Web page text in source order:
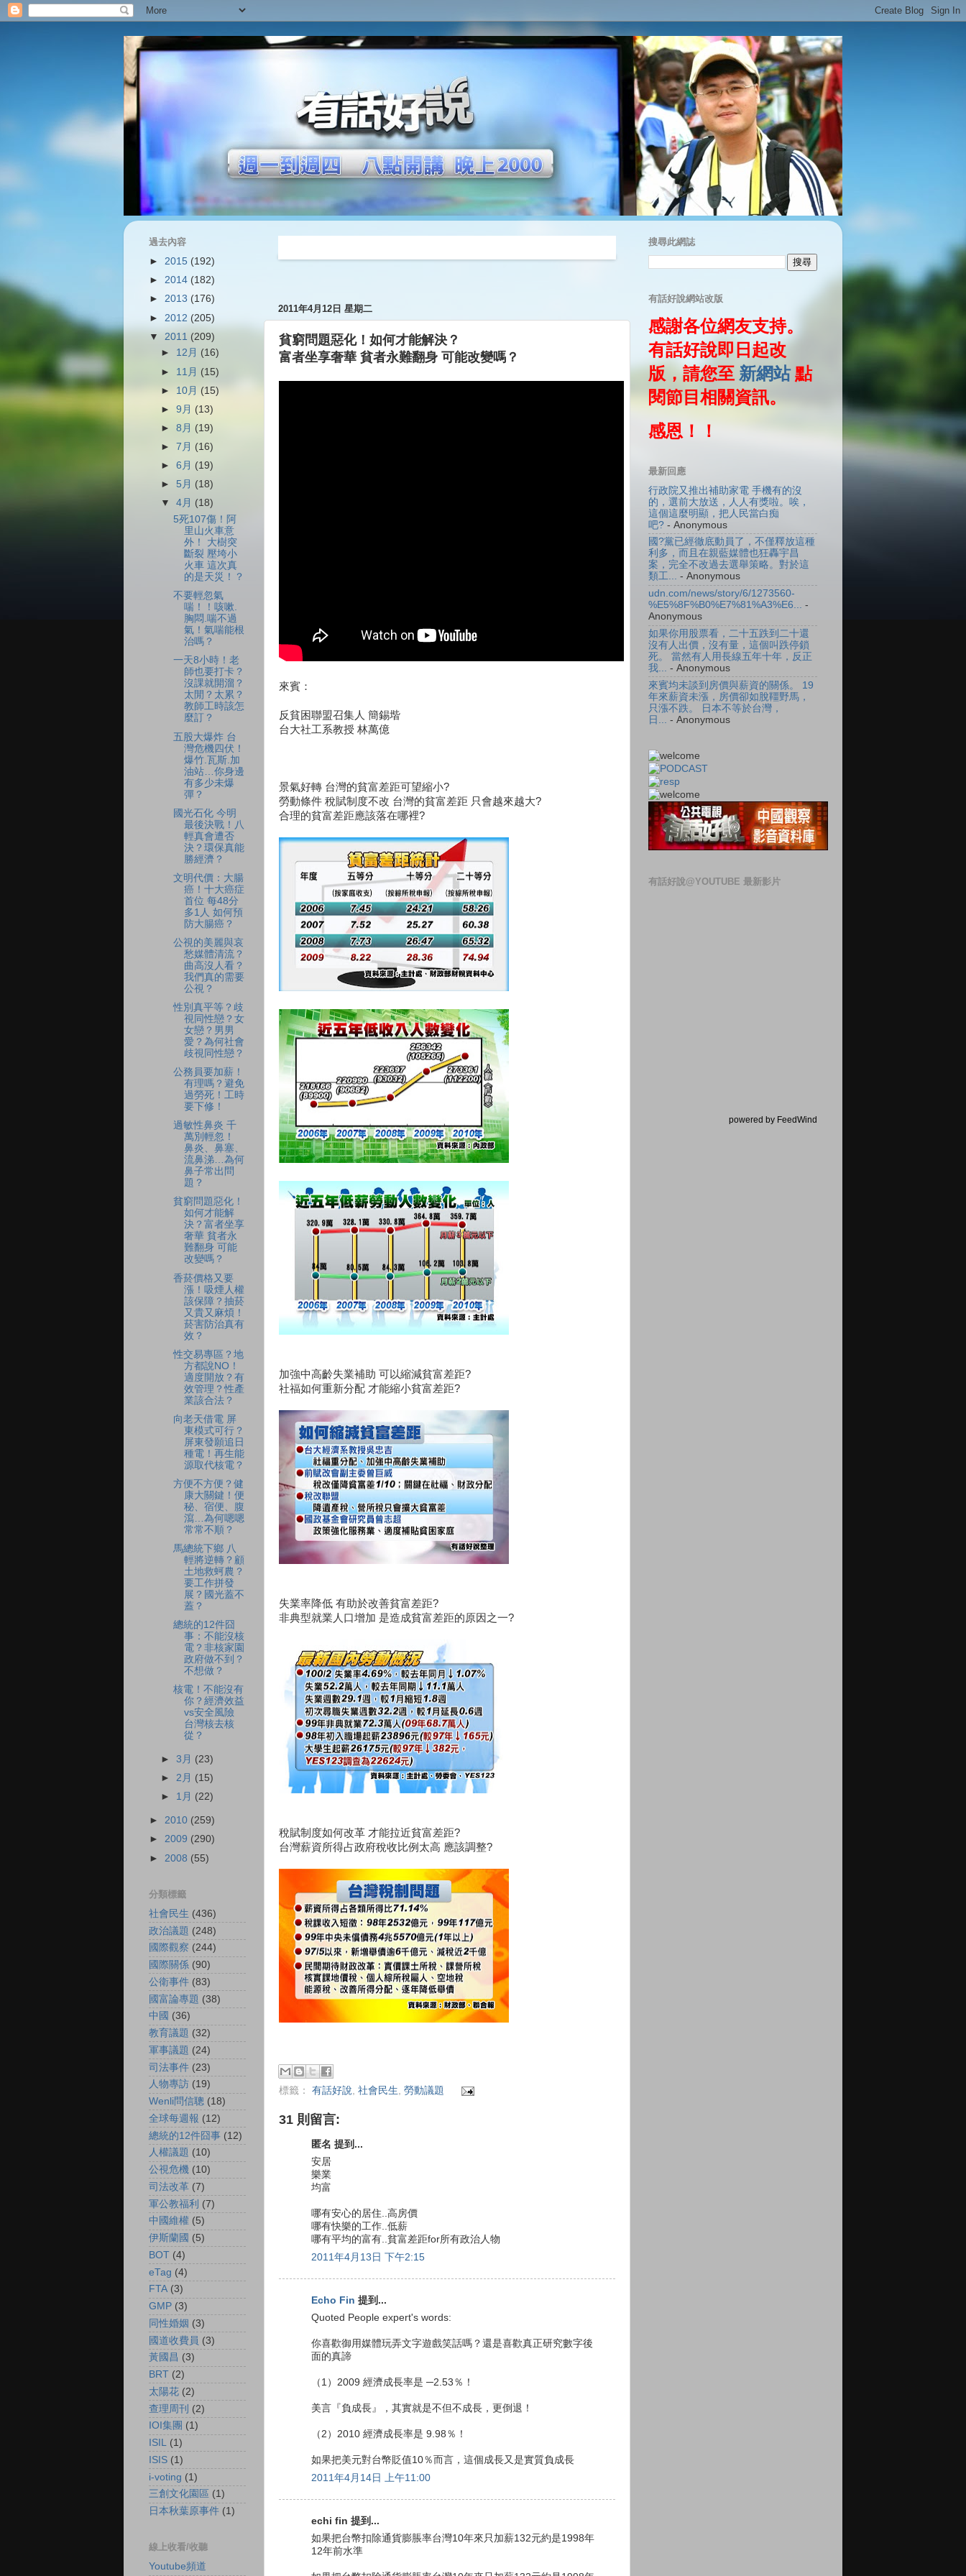
2011年4月12日 星期二
貧窮問題惡化！如何才能解決？
富者坐享奢華 貧者永難翻身 可能改變嗎？
來賓：
反貧困聯盟召集人 簡錫堦
台大社工系教授 林萬億
景氣好轉 台灣的貧富差距可望縮小?
勞動條件 稅賦制度不改 台灣的貧富差距 只會越來越大?
合理的貧富差距應該落在哪裡?
加強中高齡失業補助 可以縮減貧富差距?
社福如何重新分配 才能縮小貧富差距?
失業率降低 有助於改善貧富差距?
非典型就業人口增加 是造成貧富差距的原因之一?
稅賦制度如何改革 才能拉近貧富差距?
台灣薪資所得占政府稅收比例太高 應該調整?
標籤： 有話好說, 社會民生, 勞動議題
31 則留言:
匿名 提到...
安居
樂業
均富
哪有安心的居住..高房價
哪有快樂的工作..低薪
哪有平均的富有..貧富差距for所有政治人物
2011年4月13日 下午2:15
Echo Fin 提到...
Quoted People expert's words:
你喜歡御用媒體玩弄文字遊戲笑話嗎？還是喜歡真正研究數字後
面的真諦
（1）2009 經濟成長率是 ─2.53％！
美言『負成長』，其實就是不但不成長，更倒退！
（2）2010 經濟成長率是 9.98％！
如果把美元對台幣貶值10％而言，這個成長又是實質負成長
2011年4月14日 上午11:00
echi fin 提到...
如果把台幣扣除通貨膨脹率台灣10年來只加薪132元約是1998年
12年前水準
過去內容
► 2015 (192)
► 2014 (182)
► 2013 (176)
► 2012 (205)
▼ 2011 (209)
► 12月 (16)
► 11月 (15)
► 10月 (15)
►9月 (13)
►8月 (19)
►7月 (16)
►6月 (19)
►5月 (18)
▼4月 (18)
5死107傷！阿
里山火車意
外！ 大樹突
斷裂 壓垮小
火車 這次真
的是天災！？
不要輕忽氣
喘！！咳嗽.
胸悶.喘不過
氣！氣喘能根
治嗎？
一天8小時！老
師也要打卡？
沒課就開溜？
太閒？太累？
教師工時該怎
麼訂？
五股大爆炸 台
灣危機四伏！
爆竹.瓦斯.加
油站…你身邊
有多少未爆
彈？
國光石化 今明
最後決戰！八
輕真會遭否
決？環保真能
勝經濟？
文明代價：大腸
癌！十大癌症
首位 每48分
多1人 如何預
防大腸癌？
公視的美麗與哀
愁媒體清流？
曲高沒人看？
我們真的需要
公視？
性別真平等？歧
視同性戀？女
女戀？男男
愛？為何社會
歧視同性戀？
公務員要加薪！
有理嗎？避免
過勞死！工時
要下修！
過敏性鼻炎 千
萬別輕忽！
鼻炎、鼻塞、
流鼻涕…為何
鼻子常出問
題？
貧窮問題惡化！
如何才能解
決？富者坐享
奢華 貧者永
難翻身 可能
改變嗎？
香菸價格又要
漲！吸煙人權
該保障？抽菸
又貴又麻煩！
菸害防治真有
效？
性交易專區？地
方都說NO！
適度開放？有
效管理？性產
業該合法？
向老天借電 屏
東模式可行？
屏東發願追日
種電！再生能
源取代核電？
方便不方便？健
康大關鍵！便
秘、宿便、腹
瀉…為何嗯嗯
常常不順？
馬總統下鄉 八
輕將逆轉？顧
土地救蚵農？
要工作拼發
展？國光蓋不
蓋？
總統的12件囧
事：不能沒核
電？非核家園
政府做不到？
不想做？
核電！不能沒有
你？經濟效益
vs安全風險
台灣核去核
從？
►3月 (23)
►2月 (15)
► 1月 (22)
► 2010 (259)
► 2009 (290)
► 2008 (55)
分類標籤
社會民生 (436)
政治議題 (248)
國際觀察 (244)
國際關係 (90)
公衛事件 (83)
國富論專題 (38)
中國 (36)
教育議題 (32)
軍事議題 (24)
司法事件 (23)
人物專訪 (19)
Wenli問信聰 (18)
全球每週報 (12)
總統的12件囧事 (12)
人權議題 (10)
公視危機 (10)
司法改革 (7)
軍公教福利 (7)
中國維權 (5)
伊斯蘭國 (5)
BOT (4)
eTag (4)
FTA (3)
GMP (3)
同性婚姻 (3)
國道收費員 (3)
黃國昌 (3)
BRT (2)
太陽花 (2)
查理周刊 (2)
IOI集團 (1)
ISIL (1)
ISIS (1)
i-voting (1)
三創文化園區 (1)
日本秋葉原事件 (1)
線上收看/收聽
Youtube頻道
搜尋此網誌
有話好說網站改版
感謝各位網友支持。
有話好說即日起改
版，請您至 新網站點
閱節目相關資訊。
感恩！！
最新回應
行政院又推出補助家電 手機有的沒
的，選前大放送，人人有獎啦。唉，
這個這麼明顯，把人民當白痴
吧? - Anonymous
國?黨已經徹底動員了，不僅釋放這種
利多，而且在親藍媒體也狂轟宇昌
案，完全不改過去選舉策略。對於這
類工... - Anonymous
udn.com/news/story/6/1273560-
%E5%8F%B0%E7%81%A3%E6... -
Anonymous
如果你用股票看，二十五跌到二十還
沒有人出價，沒有量，這個叫跌停鎖
死。 當然有人用長線五年十年，反正
我...
- Anonymous
來賓均未談到房價與薪資的關係。 19
年來薪資未漲，房價卻如脫韁野馬，
只漲不跌。 日本不等於台灣，
日...
- Anonymous
有話好說@YOUTUBE 最新影片
powered by FeedWind